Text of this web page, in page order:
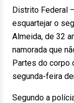
Distrito Federal
esquartejar o
Almeida, de 32
namorada que
Partes do corpo
segunda-feira
Segundo a